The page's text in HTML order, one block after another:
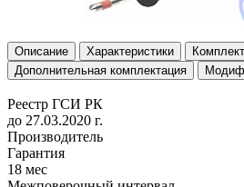
Описание Характеристики
Дополнительная комплектация
Реестр ГСИ РК
до 27.03.2020 г.
Производитель
Гарантия
18 мес